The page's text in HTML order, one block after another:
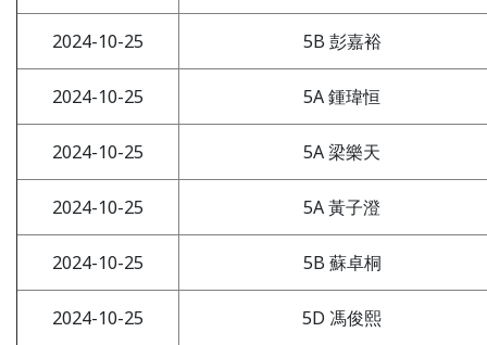
2024-10-25 5B 彭嘉裕
2024-10-25 5A 鍾瑋恒
2024-10-25 5A 梁樂天
2024-10-25 5A 黃子澄
2024-10-25 5B 蘇卓桐
2024-10-25 5D 馮俊熙